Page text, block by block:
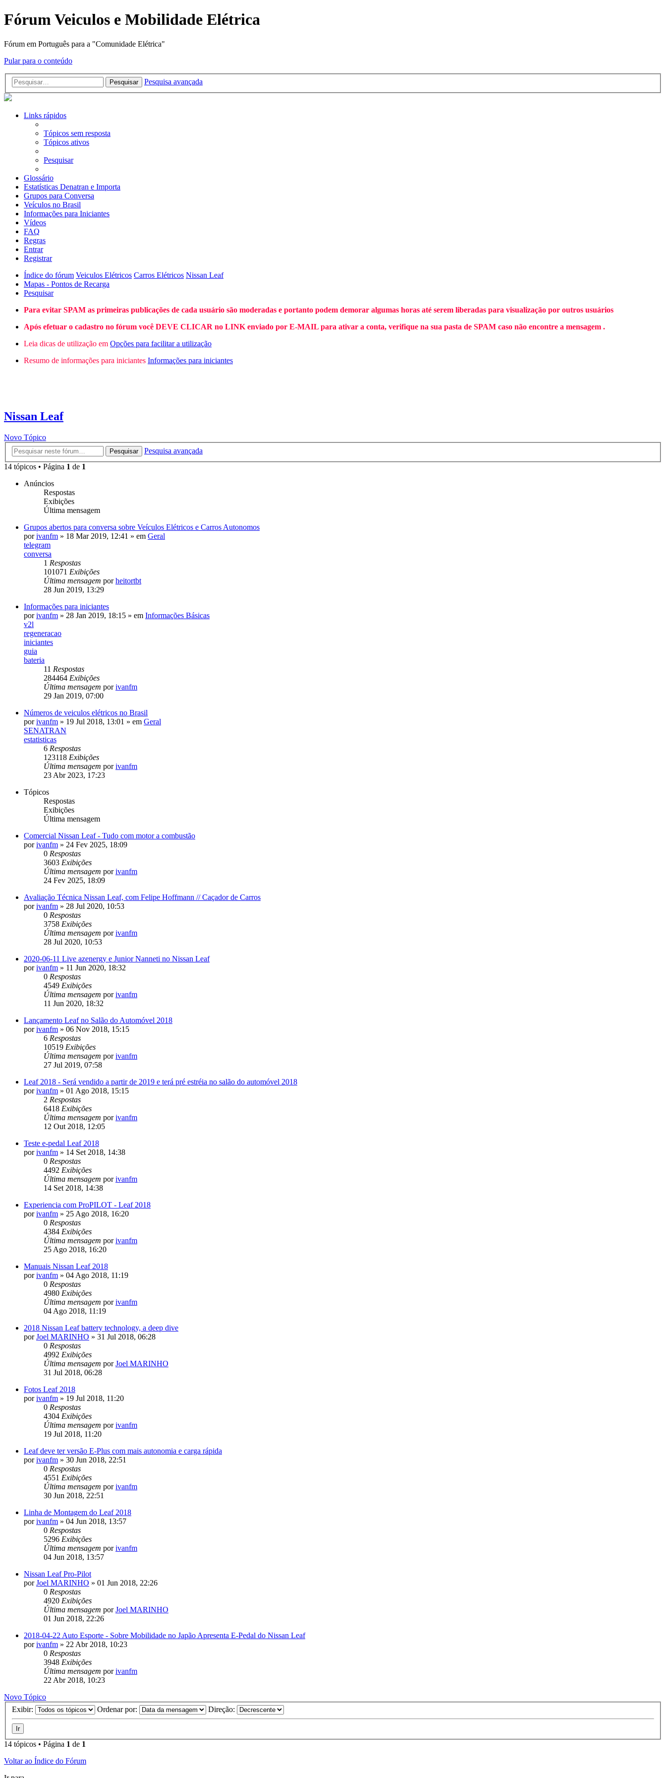
Fórum Veiculos e Mobilidade Elétrica
Fórum em Português para a "Comunidade Elétrica"
Pular para o conteúdo
Pesquisar Pesquisa avançada
Links rápidos
Tópicos sem resposta
Tópicos ativos
Pesquisar
Glossário
Estatísticas Denatran e Importa
Grupos para Conversa
Veículos no Brasil
Informações para Iniciantes
Vídeos
FAQ
Regras
Entrar
Registrar
Índice do fórum Veiculos Elétricos Carros Elétricos Nissan Leaf
Mapas - Pontos de Recarga
Pesquisar
Para evitar SPAM as primeiras publicações de cada usuário são moderadas e portanto podem demorar algumas horas até serem liberadas para visualização por outros usuários
Após efetuar o cadastro no fórum você DEVE CLICAR no LINK enviado por E-MAIL para ativar a conta, verifique na sua pasta de SPAM caso não encontre a mensagem .
Leia dicas de utilização em Opções para facilitar a utilização
Resumo de informações para iniciantes Informações para iniciantes
Nissan Leaf
Novo Tópico
Pesquisar
Pesquisa avançada
14 tópicos • Página 1 de 1
Anúncios
Respostas
Exibições
Última mensagem
Grupos abertos para conversa sobre Veículos Elétricos e Carros Autonomos
porivanfm » 18 Mar 2019, 12:41 » em Geral
telegram
conversa
1 Respostas
101071 Exibições
Última mensagem porheitortbt
28 Jun 2019, 13:29
Informações para iniciantes
porivanfm » 28 Jan 2019, 18:15 » em Informações Básicas
v2l
regeneracao
iniciantes
guia
bateria
11 Respostas
284464 Exibições
Última mensagem porivanfm
29 Jan 2019, 07:00
Números de veiculos elétricos no Brasil
porivanfm » 19 Jul 2018, 13:01 » em Geral
SENATRAN
estatisticas
6 Respostas
123118 Exibições
Última mensagem porivanfm
23 Abr 2023, 17:23
Tópicos
Respostas
Exibições
Última mensagem
Comercial Nissan Leaf - Tudo com motor a combustão
porivanfm » 24 Fev 2025, 18:09
0 Respostas
3603 Exibições
Última mensagem porivanfm
24 Fev 2025, 18:09
Avaliação Técnica Nissan Leaf, com Felipe Hoffmann // Caçador de Carros
porivanfm » 28 Jul 2020, 10:53
0 Respostas
3758 Exibições
Última mensagem porivanfm
28 Jul 2020, 10:53
2020-06-11 Live azenergy e Junior Nanneti no Nissan Leaf
porivanfm » 11 Jun 2020, 18:32
0 Respostas
4549 Exibições
Última mensagem porivanfm
11 Jun 2020, 18:32
Lançamento Leaf no Salão do Automóvel 2018
porivanfm » 06 Nov 2018, 15:15
6 Respostas
10519 Exibições
Última mensagem porivanfm
27 Jul 2019, 07:58
Leaf 2018 - Será vendido a partir de 2019 e terá pré estréia no salão do automóvel 2018
porivanfm » 01 Ago 2018, 15:15
2 Respostas
6418 Exibições
Última mensagem porivanfm
12 Out 2018, 12:05
Teste e-pedal Leaf 2018
porivanfm » 14 Set 2018, 14:38
0 Respostas
4492 Exibições
Última mensagem porivanfm
14 Set 2018, 14:38
Experiencia com ProPILOT - Leaf 2018
porivanfm » 25 Ago 2018, 16:20
0 Respostas
4384 Exibições
Última mensagem porivanfm
25 Ago 2018, 16:20
Manuais Nissan Leaf 2018
porivanfm » 04 Ago 2018, 11:19
0 Respostas
4980 Exibições
Última mensagem porivanfm
04 Ago 2018, 11:19
2018 Nissan Leaf battery technology, a deep dive
porJoel MARINHO » 31 Jul 2018, 06:28
0 Respostas
4992 Exibições
Última mensagem porJoel MARINHO
31 Jul 2018, 06:28
Fotos Leaf 2018
porivanfm » 19 Jul 2018, 11:20
0 Respostas
4304 Exibições
Última mensagem porivanfm
19 Jul 2018, 11:20
Leaf deve ter versão E-Plus com mais autonomia e carga rápida
porivanfm » 30 Jun 2018, 22:51
0 Respostas
4551 Exibições
Última mensagem porivanfm
30 Jun 2018, 22:51
Linha de Montagem do Leaf 2018
porivanfm » 04 Jun 2018, 13:57
0 Respostas
5296 Exibições
Última mensagem porivanfm
04 Jun 2018, 13:57
Nissan Leaf Pro-Pilot
porJoel MARINHO » 01 Jun 2018, 22:26
0 Respostas
4920 Exibições
Última mensagem porJoel MARINHO
01 Jun 2018, 22:26
2018-04-22 Auto Esporte - Sobre Mobilidade no Japão Apresenta E-Pedal do Nissan Leaf
porivanfm » 22 Abr 2018, 10:23
0 Respostas
3948 Exibições
Última mensagem porivanfm
22 Abr 2018, 10:23
Novo Tópico
Exibir:
Ordenar por: Direção:
14 tópicos • Página 1 de 1
Voltar ao Índice do Fórum